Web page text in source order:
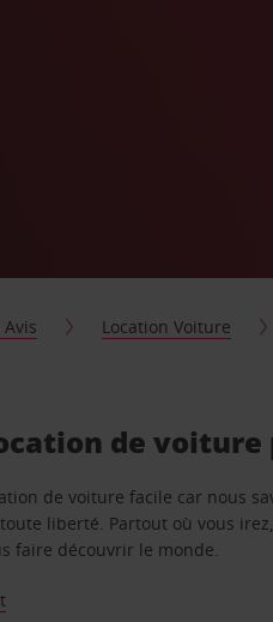
Avis Location Voiture
de voiture
de voiture facile car nous
liberté. Partout où vous
faire découvrir le monde.